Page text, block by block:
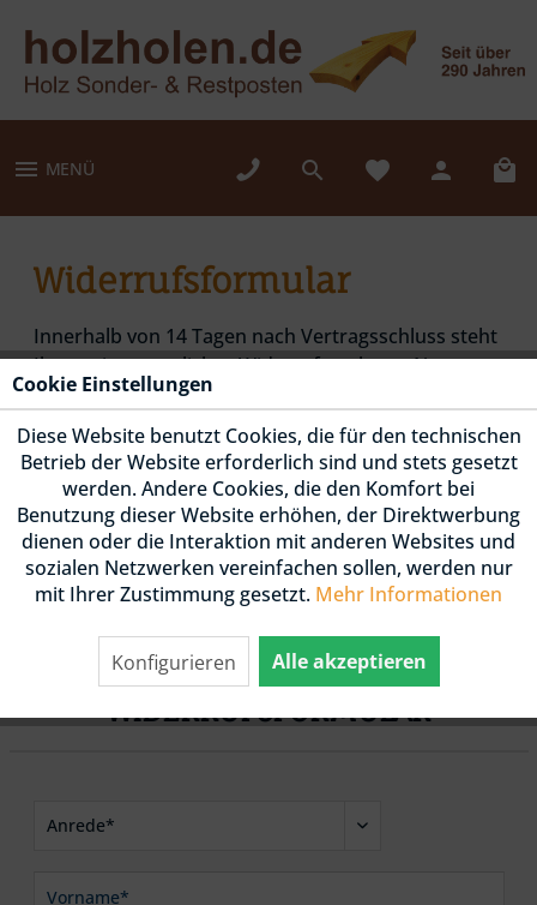
MENÜ
Widerrufsformular
Innerhalb von 14 Tagen nach Vertragsschluss steht
Ihnen ein gesetzliches Widerrufsrecht zu. Nutzen
Sie dieses Formular, um Ihren Widerruf bequem
online einzureichen. Füllen Sie dazu die
untenstehenden Angaben aus und senden Sie das
Formular mit einem Klick auf "Widerruf bestätigen"
ab.
Eine Bestätigung mit Eingangsdatum und Uhrzeit
wird Ihnen unmittelbar per E-Mail zugestellt.
WIDERRUFSFORMULAR
Cookie Einstellungen
Diese Website benutzt Cookies, die für den technischen
Betrieb der Website erforderlich sind und stets gesetzt
werden. Andere Cookies, die den Komfort bei
Benutzung dieser Website erhöhen, der Direktwerbung
dienen oder die Interaktion mit anderen Websites und
sozialen Netzwerken vereinfachen sollen, werden nur
mit Ihrer Zustimmung gesetzt. Mehr Informationen
Alle akzeptieren
Konfigurieren